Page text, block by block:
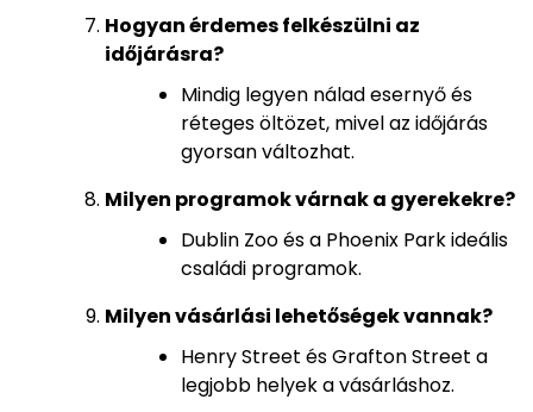
Hogyan érdemes felkészülni az
időjárásra?
Mindig legyen nálad esernyő és
réteges öltözet, mivel az időjárás
gyorsan változhat.
Milyen programok várnak a gyerekekre?
Dublin Zoo és a Phoenix Park ideális
családi programok.
Milyen vásárlási lehetőségek vannak?
Henry Street és Grafton Street a
legjobb helyek a vásárláshoz.